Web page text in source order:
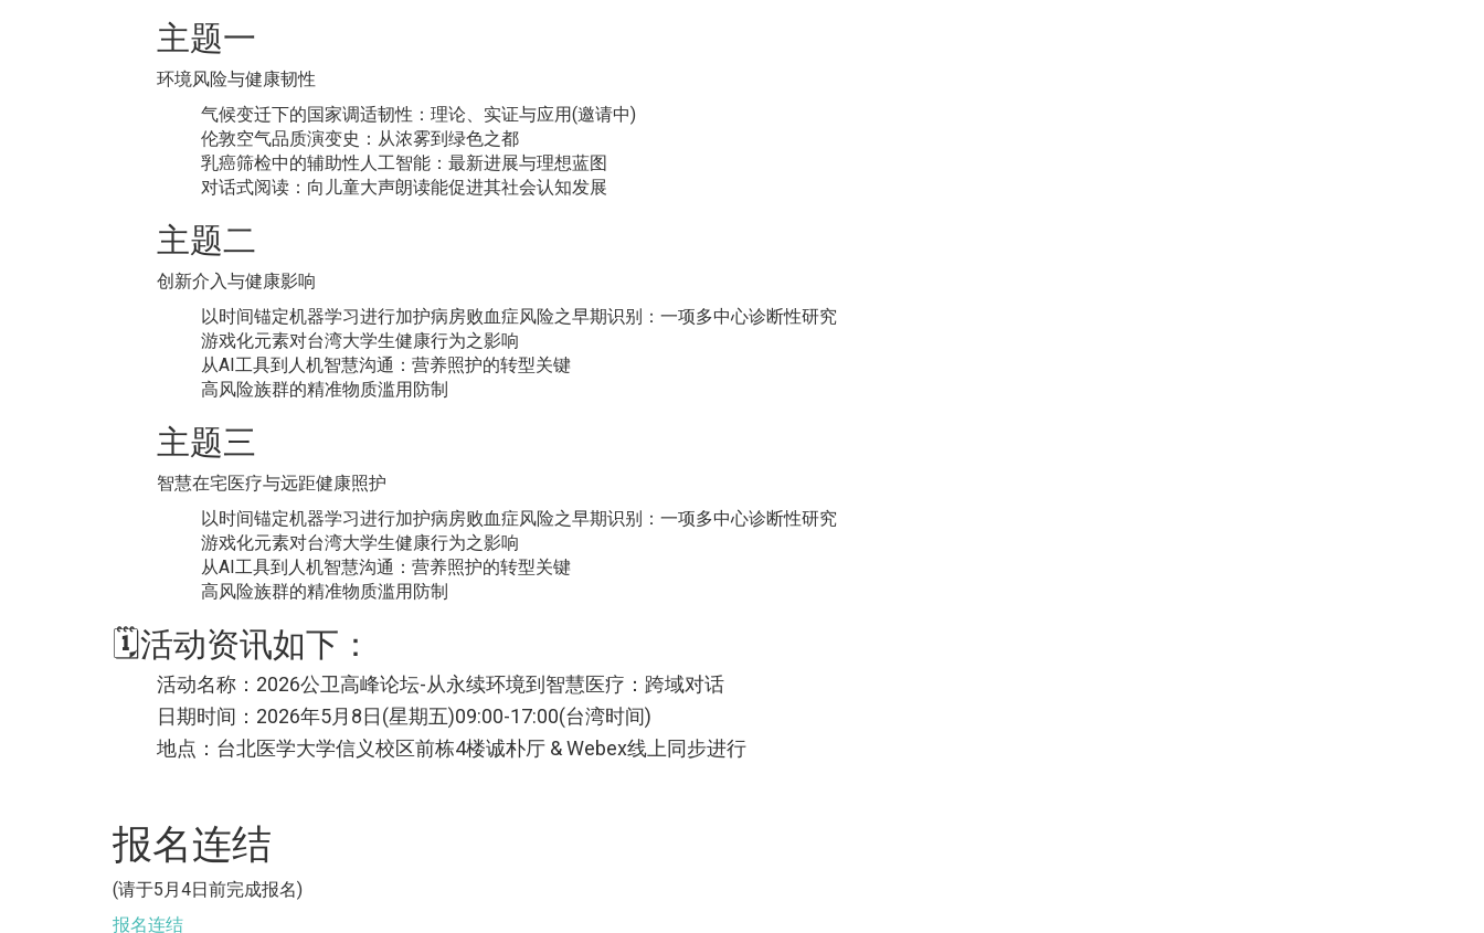
主题一
环境风险与健康韧性
气候变迁下的国家调适韧性：理论、实证与应用(邀请中)
伦敦空气品质演变史：从浓雾到绿色之都
乳癌筛检中的辅助性人工智能：最新进展与理想蓝图
对话式阅读：向儿童大声朗读能促进其社会认知发展
主题二
创新介入与健康影响
以时间锚定机器学习进行加护病房败血症风险之早期识别：一项多中心诊断性研究
游戏化元素对台湾大学生健康行为之影响
从AI工具到人机智慧沟通：营养照护的转型关键
高风险族群的精准物质滥用防制
主题三
智慧在宅医疗与远距健康照护
以时间锚定机器学习进行加护病房败血症风险之早期识别：一项多中心诊断性研究
游戏化元素对台湾大学生健康行为之影响
从AI工具到人机智慧沟通：营养照护的转型关键
高风险族群的精准物质滥用防制
🗓️活动资讯如下：
活动名称：2026公卫高峰论坛-从永续环境到智慧医疗：跨域对话
日期时间：2026年5月8日(星期五)09:00-17:00(台湾时间)
地点：台北医学大学信义校区前栋4楼诚朴厅 & Webex线上同步进行
报名连结
(请于5月4日前完成报名)
报名连结